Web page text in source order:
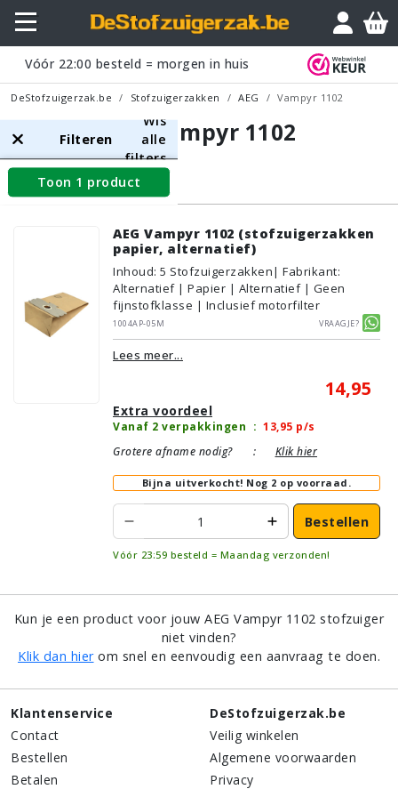
Vóór 22:00 besteld = morgen in huis
DeStofzuigerzak.be Stofzuigerzakken AEG Vampyr 1102
AEG Vampyr 1102
Filteren
Wis
alle
filters
Toon 1 product
Stofzuigerzakken
AEG Vampyr 1102 (stofzuigerzakken
papier, alternatief)
Inhoud: 5 Stofzuigerzakken| Fabrikant:
Alternatief | Papier | Alternatief | Geen
fijnstofklasse | Inclusief motorfilter
1004AP-05M
Vraagje?
Lees meer...
14,95
Extra voordeel
Vanaf 2 verpakkingen : 13,95 p/s
Grotere afname nodig?
: Klik hier
Bijna uitverkocht! Nog 2 op voorraad.
Bestellen
Vóór 23:59 besteld = Maandag verzonden!
Kun je een product voor jouw AEG Vampyr 1102 stofzuiger
niet vinden?
Klik dan hierom snel en eenvoudig een aanvraag te doen.
Klantenservice
Contact
Bestellen
Betalen
DeStofzuigerzak.be
Veilig winkelen
Algemene voorwaarden
Privacy